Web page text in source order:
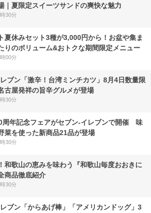
｜夏限定スイーツサンドの爽快な魅力
30分
夏休みセット3種が3,000円から！お盆や集ま
りのボリューム&おトクな期間限定メニュー
00分
ブン「激辛！台湾ミンチカツ」8月4日数量限
古屋発祥の旨辛グルメが登場
30分
周年記念フェアがセブン-イレブンで開催 味
菜を使った新商品21品が登場
30分
和歌山の恵みを味わう『和歌山毎度おおきに
商品徹底紹介
30分
ブン「からあげ棒」「アメリカンドッグ」3